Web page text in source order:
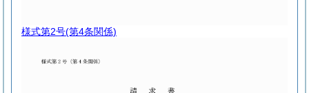
様式第2号(第4条関係)